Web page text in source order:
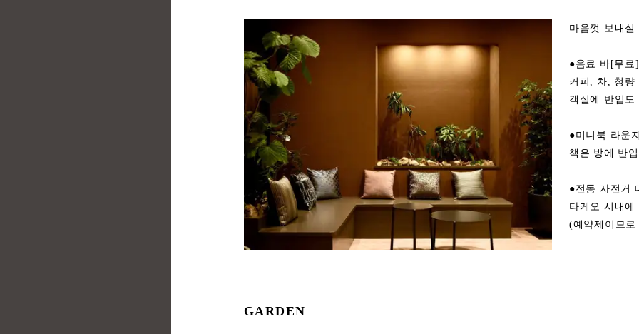
마음껏 보내
●음료 바[무료]
커피, 차, 청량
객실에 반입
●미니북 라운지
책은 방에 반
●전동 자전거
타케오 시내에
(예약제이므
GARDEN